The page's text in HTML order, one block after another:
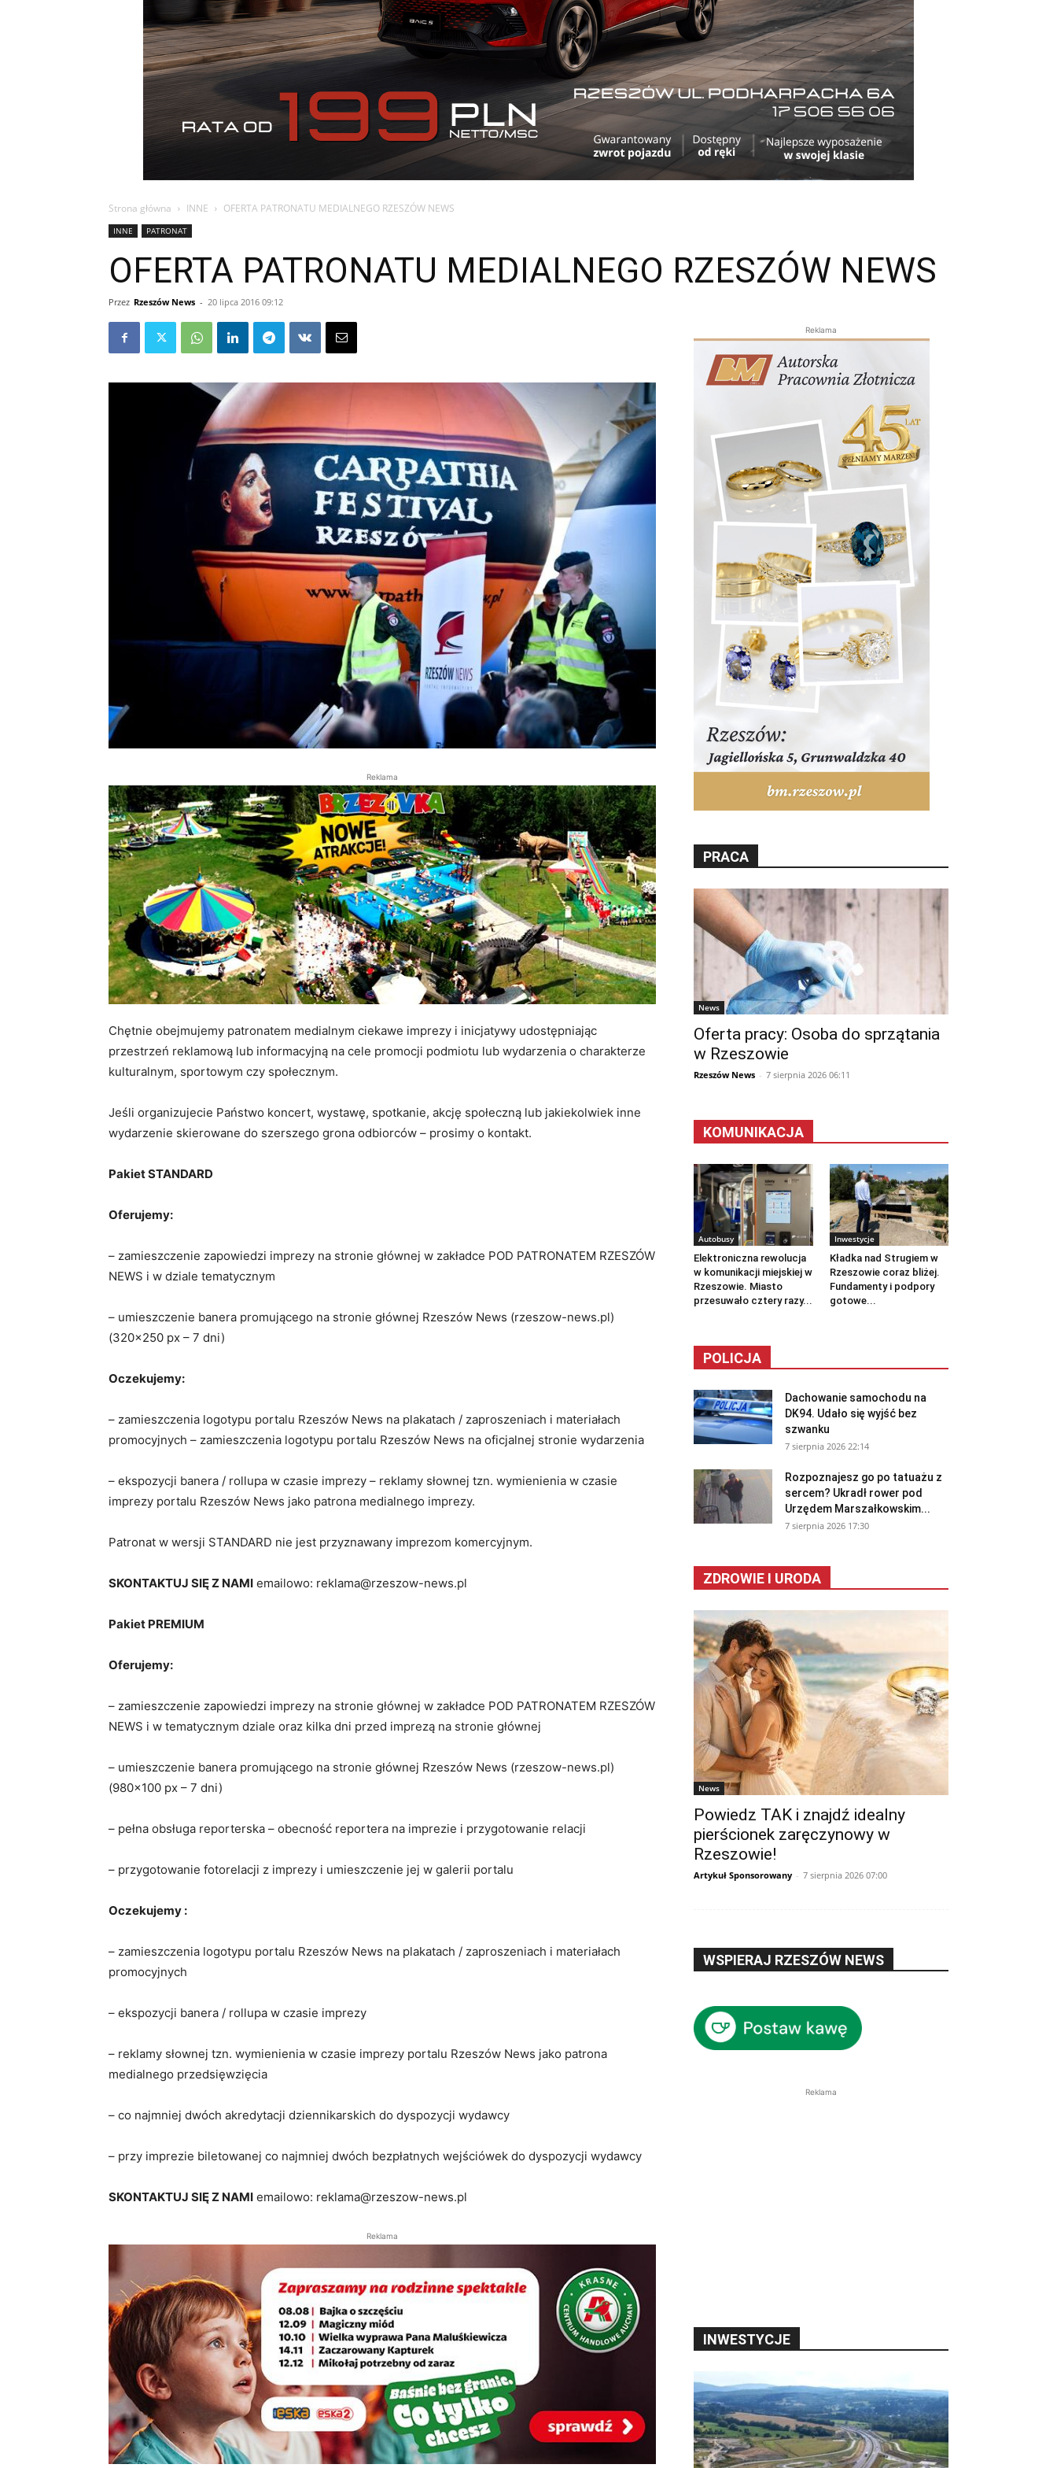
Strona główna INNE OFERTA PATRONATU MEDIALNEGO RZESZÓW NEWS
INNE PATRONAT
OFERTA PATRONATU MEDIALNEGO RZESZÓW NEWS
Przez Rzeszów News - 20 lipca 2016 09:12
Reklama
Chętnie obejmujemy patronatem medialnym ciekawe imprezy i inicjatywy udostępniając
przestrzeń reklamową lub informacyjną na cele promocji podmiotu lub wydarzenia o charakterze
kulturalnym, sportowym czy społecznym.
Jeśli organizujecie Państwo koncert, wystawę, spotkanie, akcję społeczną lub jakiekolwiek inne
wydarzenie skierowane do szerszego grona odbiorców – prosimy o kontakt.
Pakiet STANDARD
Oferujemy:
– zamieszczenie zapowiedzi imprezy na stronie głównej w zakładce POD PATRONATEM RZESZÓW
NEWS i w dziale tematycznym
– umieszczenie banera promującego na stronie głównej Rzeszów News (rzeszow-news.pl)
(320×250 px – 7 dni)
Oczekujemy:
– zamieszczenia logotypu portalu Rzeszów News na plakatach / zaproszeniach i materiałach
promocyjnych – zamieszczenia logotypu portalu Rzeszów News na oficjalnej stronie wydarzenia
– ekspozycji banera / rollupa w czasie imprezy – reklamy słownej tzn. wymienienia w czasie
imprezy portalu Rzeszów News jako patrona medialnego imprezy.
Patronat w wersji STANDARD nie jest przyznawany imprezom komercyjnym.
SKONTAKTUJ SIĘ Z NAMI emailowo: reklama@rzeszow-news.pl
Pakiet PREMIUM
Oferujemy:
– zamieszczenie zapowiedzi imprezy na stronie głównej w zakładce POD PATRONATEM RZESZÓW
NEWS i w tematycznym dziale oraz kilka dni przed imprezą na stronie głównej
– umieszczenie banera promującego na stronie głównej Rzeszów News (rzeszow-news.pl)
(980×100 px – 7 dni)
– pełna obsługa reporterska – obecność reportera na imprezie i przygotowanie relacji
– przygotowanie fotorelacji z imprezy i umieszczenie jej w galerii portalu
Oczekujemy :
– zamieszczenia logotypu portalu Rzeszów News na plakatach / zaproszeniach i materiałach
promocyjnych
– ekspozycji banera / rollupa w czasie imprezy
– reklamy słownej tzn. wymienienia w czasie imprezy portalu Rzeszów News jako patrona
medialnego przedsięwzięcia
– co najmniej dwóch akredytacji dziennikarskich do dyspozycji wydawcy
– przy imprezie biletowanej co najmniej dwóch bezpłatnych wejściówek do dyspozycji wydawcy
SKONTAKTUJ SIĘ Z NAMI emailowo: reklama@rzeszow-news.pl
Reklama
Reklama
PRACA
News
Oferta pracy: Osoba do sprzątania
w Rzeszowie
Rzeszów News - 7 sierpnia 2026 06:11
KOMUNIKACJA
Autobusy
Elektroniczna rewolucja
w komunikacji miejskiej w
Rzeszowie. Miasto
przesuwało cztery razy...
Inwestycje
Kładka nad Strugiem w
Rzeszowie coraz bliżej.
Fundamenty i podpory
gotowe...
POLICJA
Dachowanie samochodu na
DK94. Udało się wyjść bez
szwanku
7 sierpnia 2026 22:14
Rozpoznajesz go po tatuażu z
sercem? Ukradł rower pod
Urzędem Marszałkowskim...
7 sierpnia 2026 17:30
ZDROWIE I URODA
News
Powiedz TAK i znajdź idealny
pierścionek zaręczynowy w
Rzeszowie!
Artykuł Sponsorowany - 7 sierpnia 2026 07:00
WSPIERAJ RZESZÓW NEWS
Reklama
INWESTYCJE